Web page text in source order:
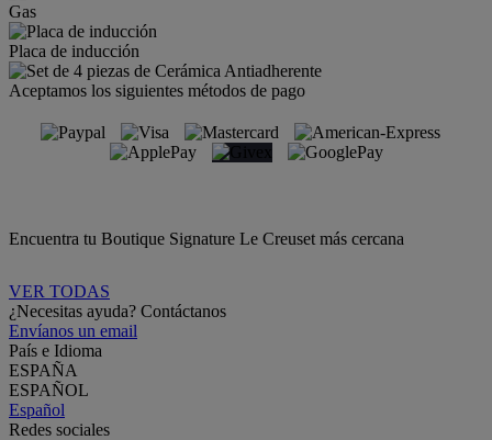
Gas
Placa de inducción
Aceptamos los siguientes métodos de pago
Encuentra tu Boutique Signature Le Creuset más cercana
VER TODAS
¿Necesitas ayuda? Contáctanos
Envíanos un email
País e Idioma
ESPAÑA
ESPAÑOL
Español
Redes sociales